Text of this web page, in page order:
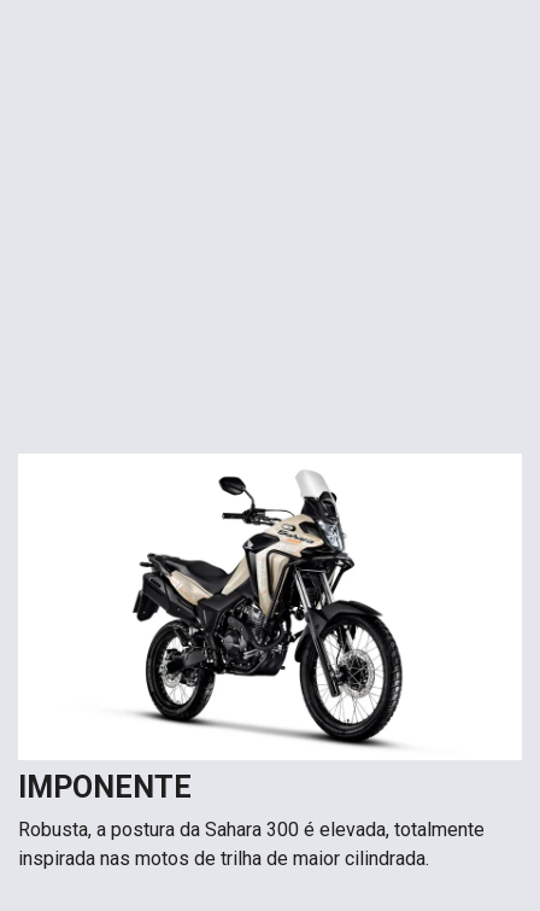
IMPONENTE
Robusta, a postura da Sahara 300 é elevada, totalmente
inspirada nas motos de trilha de maior cilindrada.